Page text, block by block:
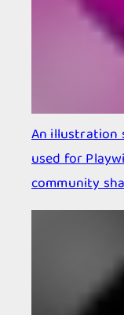
An illustration
used for
community